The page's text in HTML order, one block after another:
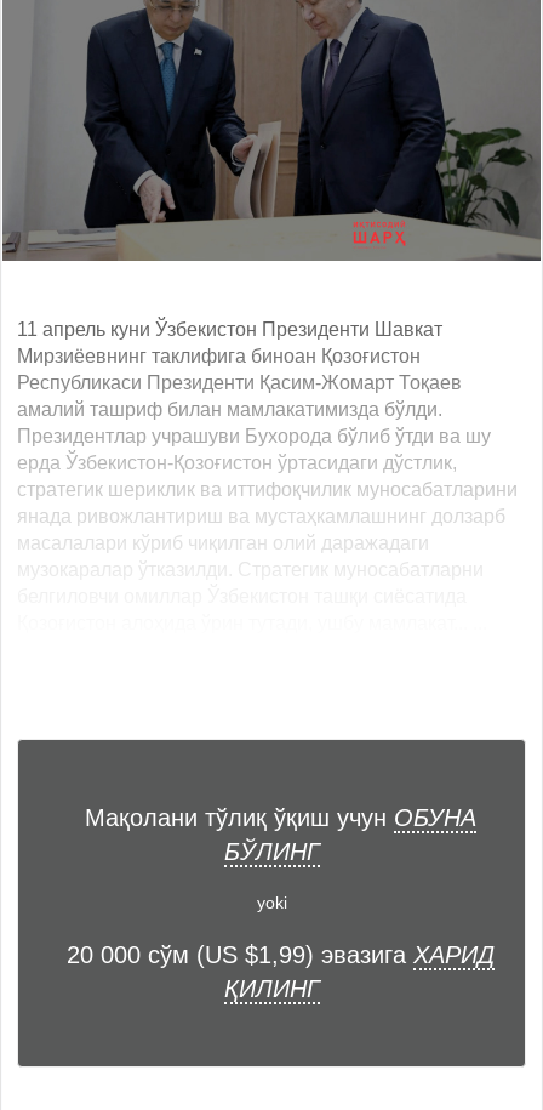
11 апрель куни Ўзбекистон Президенти Шавкат
Мирзиёевнинг таклифига биноан Қозоғистон
Республикаси Президенти Қасим-Жомарт Тоқаев
амалий ташриф билан мамлакатимизда бўлди.
Президентлар учрашуви Бухорода бўлиб ўтди ва шу
ерда Ўзбекистон-Қозоғистон ўртасидаги дўстлик,
стратегик шериклик ва иттифоқчилик муносабатларини
янада ривожлантириш ва мустаҳкамлашнинг долзарб
масалалари кўриб чиқилган олий даражадаги
музокаралар ўтказилди. Стратегик муносабатларни
Мақолани тўлиқ ўқиш учун ОБУНА
БЎЛИНГ
yoki
20 000 сўм (US $1,99) эвазига ХАРИД
ҚИЛИНГ